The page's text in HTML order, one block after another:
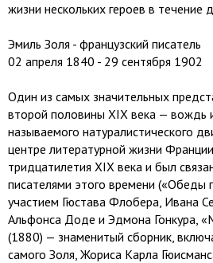
жизни нескольких героев в течение
Эмиль Золя - французский писатель
02 апреля 1840 - 29 сентября 1902
Один из самых значительных
второй половины XIX века — вождь
называемого натуралистического
центре литературной жизни
тридцатилетия XIX века и был
писателями этого времени («Обеды
участием Гюстава Флобера, Ивана
Альфонса Доде и Эдмона Гонкура,
(1880) — знаменитый сборник,
самого Золя, Жориса Карла